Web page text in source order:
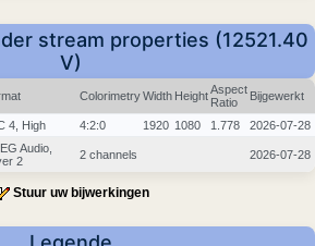
stream properties (12521.40
V)
ColorimetryWidth HeightAspect
Ratio
Bijgewerkt
4, High 4:2:0 1920 1080 1.778 2026-07-28
Audio,
2
2 channels 2026-07-28
Stuur uw bijwerkingen